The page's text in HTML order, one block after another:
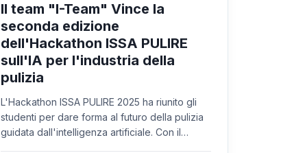
Il team "I-Team" Vince la
seconda edizione
dell'Hackathon ISSA PULIRE
sull'IA per l'industria della
pulizia
L'Hackathon ISSA PULIRE 2025 ha riunito gli
studenti per dare forma al futuro della pulizia
guidata dall'intelligenza artificiale. Con il